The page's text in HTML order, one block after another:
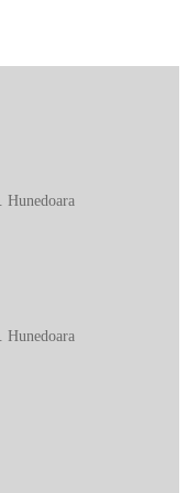
Hunedoara
Hunedoara